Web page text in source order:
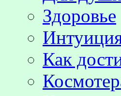
Здоровье
Как